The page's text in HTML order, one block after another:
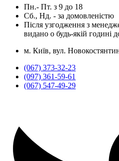
Пн.- Пт. з 9 до 18
Сб., Нд. - за домовленістю
Після узгодження з
видано о будь-якій годині
м. Київ, вул.
(067) 373-32-23
(097) 361-59-61
(067) 547-49-29